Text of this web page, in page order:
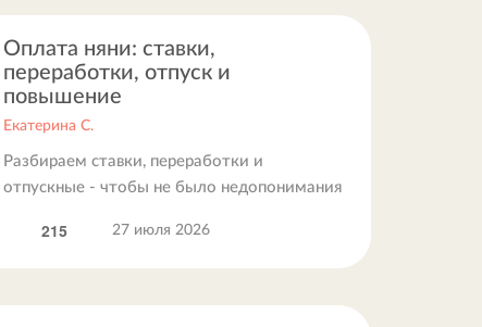
Оплата няни: ставки,
переработки, отпуск и
повышение
Екатерина С.
Разбираем ставки, переработки и
отпускные - чтобы не было недопонимания
215 27 июля 2026